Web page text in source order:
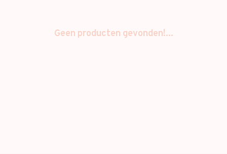
Geen producten gevonden!...